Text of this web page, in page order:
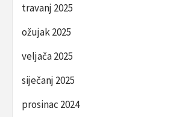
travanj 2025
ožujak 2025
veljača 2025
siječanj 2025
prosinac 2024